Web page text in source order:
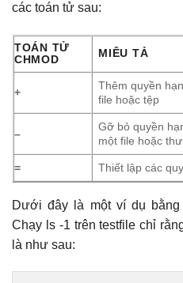
các toán tử sau:
TOÁN TỬ
CHMOD
MIÊU TẢ
+
Thêm quyền
file hoặc tệp
–
Gỡ bỏ quyền
một file hoặc
= Thiết lập các
Dưới đây là một ví dụ
Chạy ls -1 trên testfile chỉ
là như sau: